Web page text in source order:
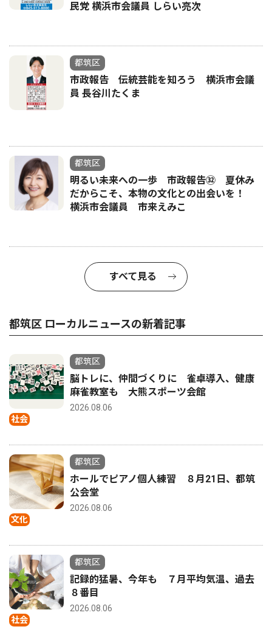
民党 横浜市会議員 しらい亮次
都筑区
市政報告 伝統芸能を知ろう 横浜市会議
員 長谷川たくま
都筑区
明るい未来への一歩 市政報告㉜ 夏休み
だからこそ、本物の文化との出会いを！
横浜市会議員 市来えみこ
すべて見る
都筑区 ローカルニュースの新着記事
社会
都筑区
脳トレに、仲間づくりに 雀卓導入、健康
麻雀教室も 大熊スポーツ会館
2026.08.06
文化
都筑区
ホールでピアノ個人練習 ８月21日、都筑
公会堂
2026.08.06
社会
都筑区
記録的猛暑、今年も ７月平均気温、過去
８番目
2026.08.06